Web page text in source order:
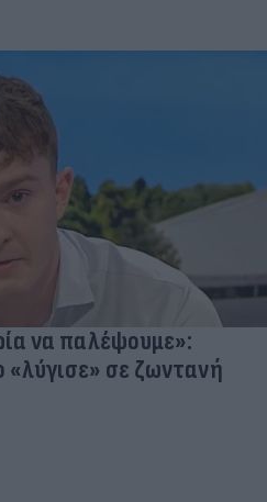
να παλέψουμε»:
«λύγισε» σε ζωντανή